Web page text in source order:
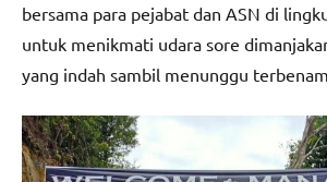
bersama para pejabat dan ASN di
untuk menikmati udara sore
yang indah sambil menunggu